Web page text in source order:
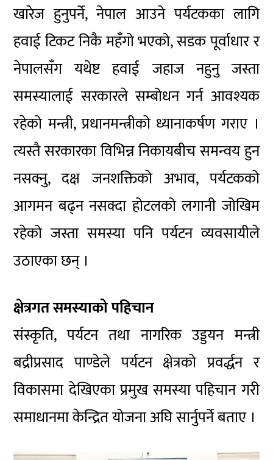
खारेज हुनुपर्ने, नेपाल आउने पर्यटकका लागि
हवाई टिकट निकै महँगो भएको, सडक पूर्वाधार र
नेपालसँग यथेष्ट हवाई जहाज नहुनु जस्ता
समस्यालाई सरकारले सम्बोधन गर्न आवश्यक
रहेको मन्त्री, प्रधानमन्त्रीको ध्यानाकर्षण गराए ।
त्यस्तै सरकारका विभिन्न निकायबीच समन्वय हुन
नसक्नु, दक्ष जनशक्तिको अभाव, पर्यटकको
आगमन बढ्न नसक्दा होटलको लगानी जोखिम
रहेको जस्ता समस्या पनि पर्यटन व्यवसायीले
उठाएका छन् ।
क्षेत्रगत समस्याको पहिचान
संस्कृति, पर्यटन तथा नागरिक उड्डयन मन्त्री
बद्रीप्रसाद पाण्डेले पर्यटन क्षेत्रको प्रवर्द्धन र
विकासमा देखिएका प्रमुख समस्या पहिचान गरी
समाधानमा केन्द्रित योजना अघि सार्नुपर्ने बताए ।